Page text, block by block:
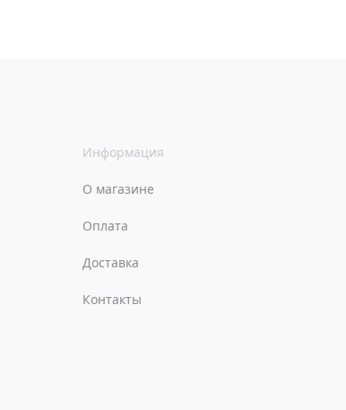
Информация
О магазине
Оплата
Доставка
Контакты